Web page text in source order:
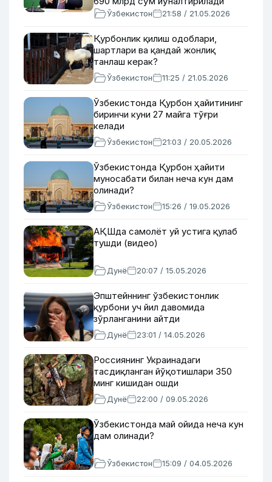
Ўзбекистон 21:58 / 21.05.2026
Қурбонлик қилиш одоблари,
шартлари ва қандай жонлиқ
танлаш керак?
Ўзбекистон 11:25 / 21.05.2026
Ўзбекистонда Қурбон ҳайитининг
биринчи куни 27 майга тўғри
келади
Ўзбекистон 21:03 / 20.05.2026
Ўзбекистонда Қурбон ҳайити
муносабати билан неча кун дам
олинади?
Ўзбекистон 15:26 / 19.05.2026
АҚШда самолёт уй устига қулаб
тушди (видео)
Дунё 20:07 / 15.05.2026
Эпштейннинг ўзбекистонлик
қурбони уч йил давомида
зўрланганини айтди
Дунё 23:01 / 14.05.2026
Россиянинг Украинадаги
тасдиқланган йўқотишлари 350
минг кишидан ошди
Дунё 22:00 / 09.05.2026
Ўзбекистонда май ойида неча кун
дам олинади?
Ўзбекистон 15:09 / 04.05.2026